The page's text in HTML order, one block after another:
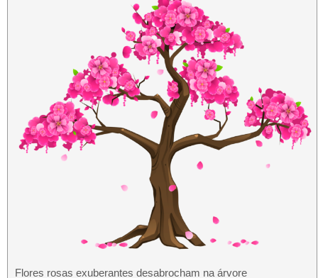
Flores rosas exuberantes desabrocham na árvore